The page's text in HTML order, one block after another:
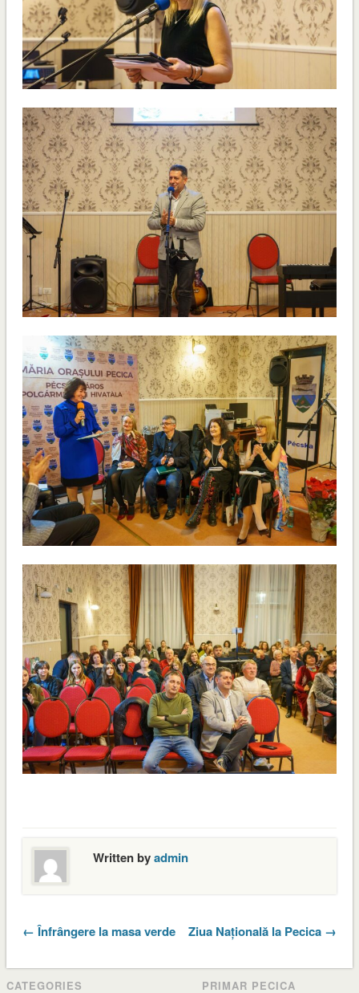
Written byadmin
← Înfrângere la masa verde Ziua Națională la Pecica →
CATEGORIES PRIMAR PECICA